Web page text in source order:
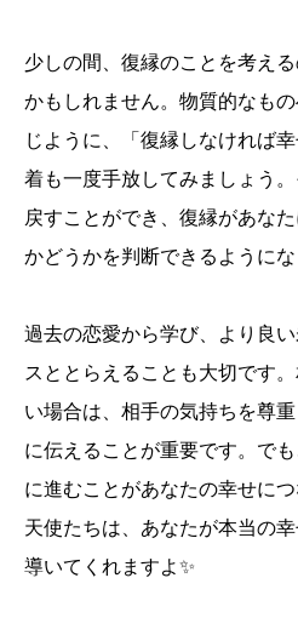
少しの間、復縁のことを考え
かもしれません。物質的なも
じように、「復縁しなければ
着も一度手放してみましょう
戻すことができ、復縁があな
かどうかを判断できるように
過去の恋愛から学び、より良
スととらえることも大切です
い場合は、相手の気持ちを尊
に伝えることが重要です。で
に進むことがあなたの幸せに
天使たちは、あなたが本当の
導いてくれますよ✨